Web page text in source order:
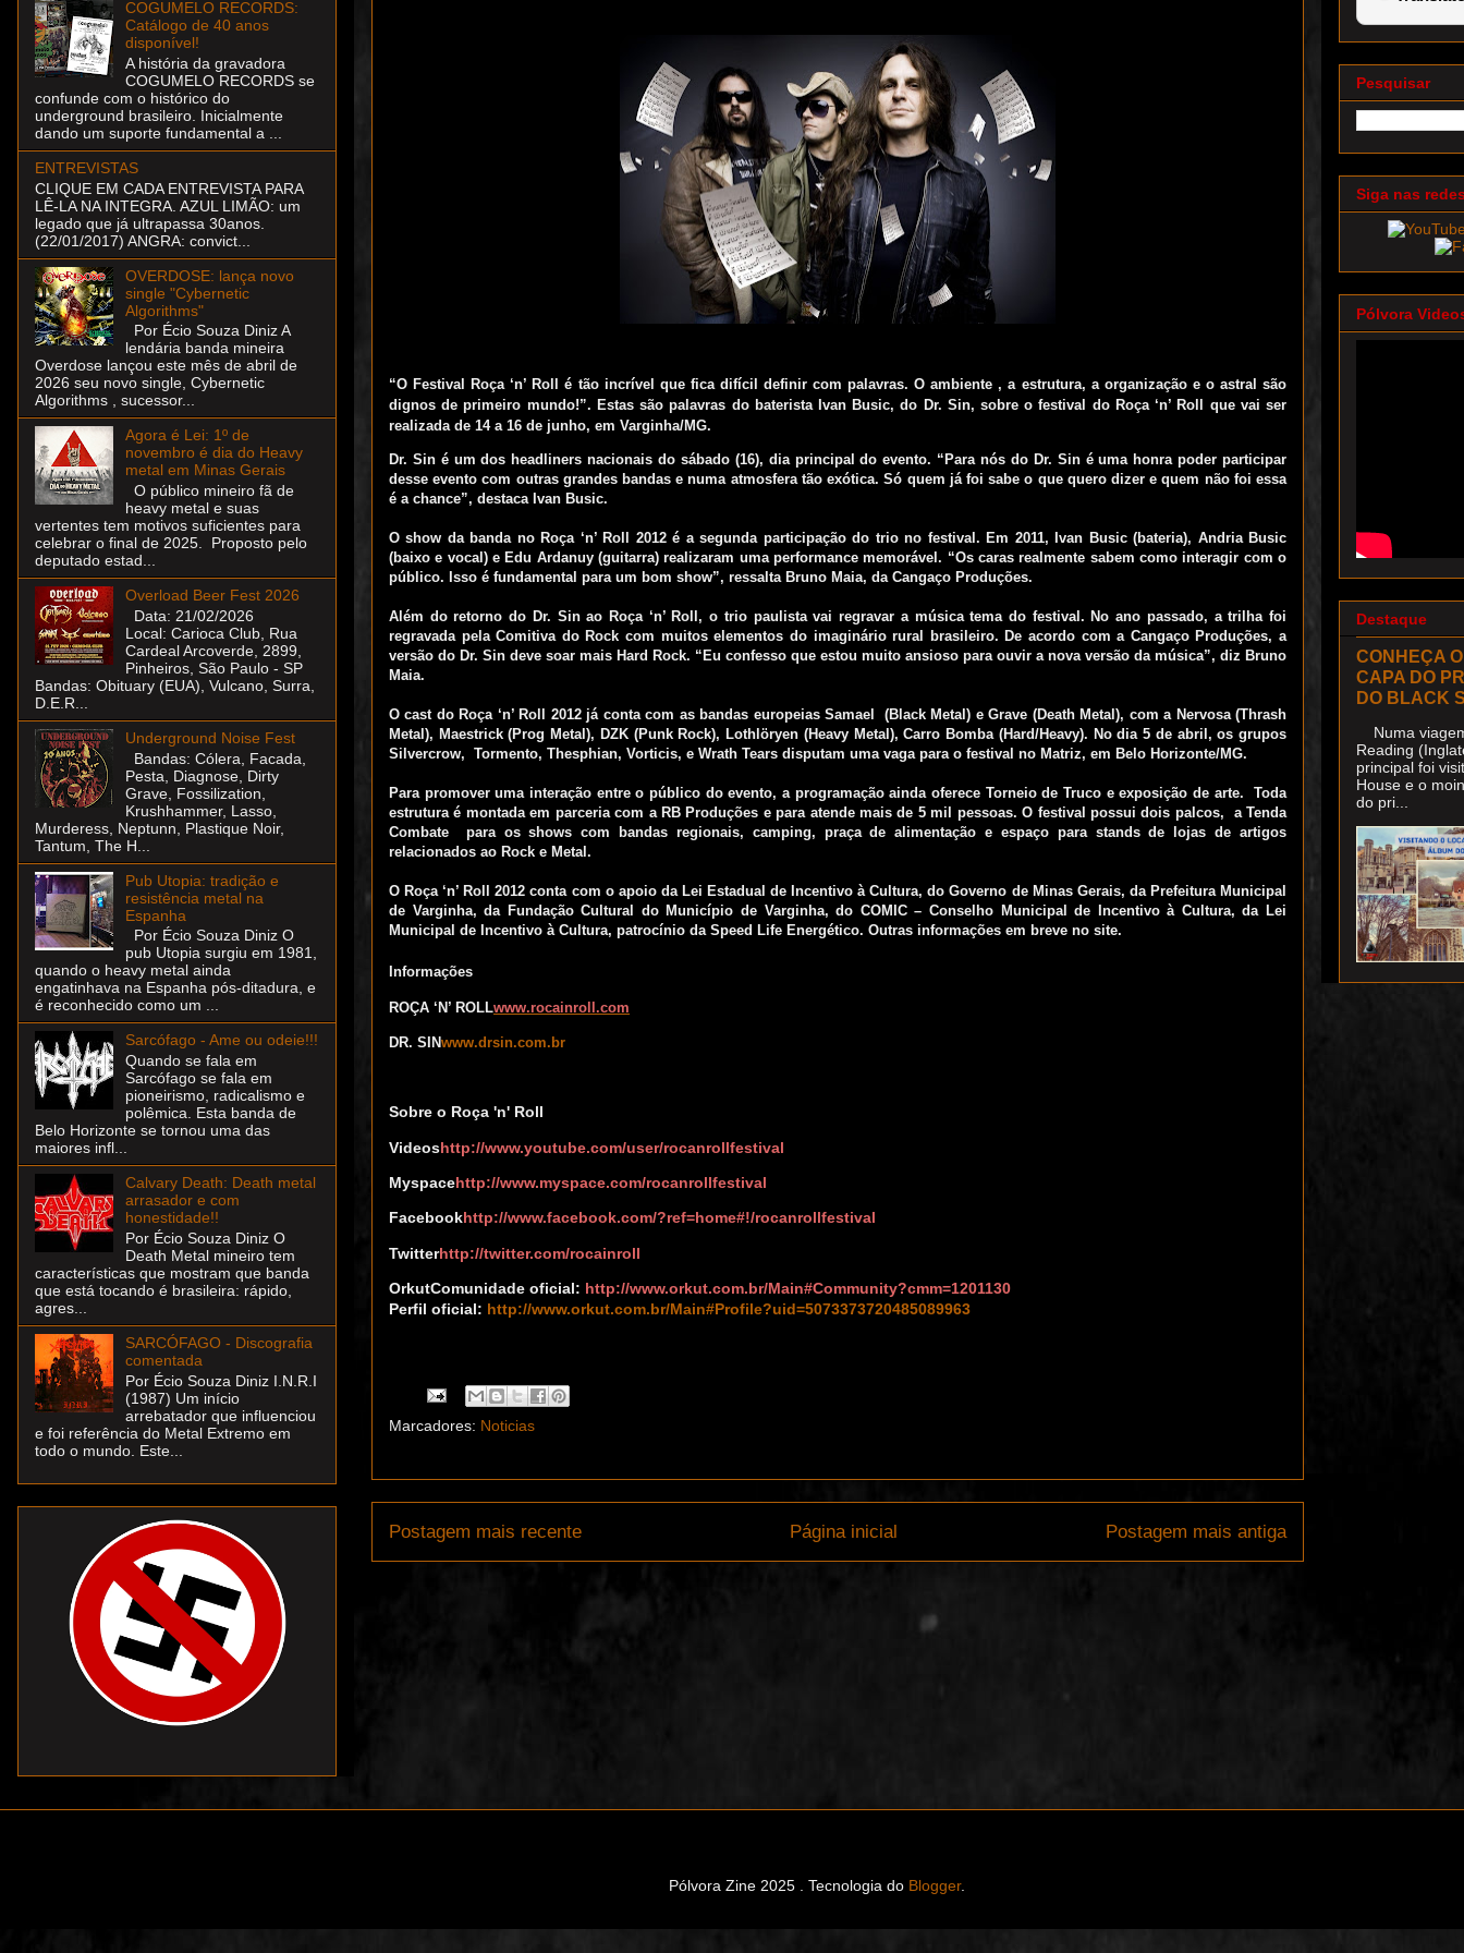
“O Festival Roça ‘n’ Roll é tão incrível que fica difícil definir com palavras. O ambiente , a estrutura, a organização e o astral são
dignos de primeiro mundo!”. Estas são palavras do baterista Ivan Busic, do Dr. Sin, sobre o festival do Roça ‘n’ Roll que vai ser
realizada de 14 a 16 de junho, em Varginha/MG.
Dr. Sin é um dos headliners nacionais do sábado (16), dia principal do evento. “Para nós do Dr. Sin é uma honra poder participar
desse evento com outras grandes bandas e numa atmosfera tão exótica. Só quem já foi sabe o que quero dizer e quem não foi essa
é a chance”, destaca Ivan Busic.
O show da banda no Roça ‘n’ Roll 2012 é a segunda participação do trio no festival. Em 2011, Ivan Busic (bateria), Andria Busic
(baixo e vocal) e Edu Ardanuy (guitarra) realizaram uma performance memorável. “Os caras realmente sabem como interagir com o
público. Isso é fundamental para um bom show”, ressalta Bruno Maia, da Cangaço Produções.
Além do retorno do Dr. Sin ao Roça ‘n’ Roll, o trio paulista vai regravar a música tema do festival. No ano passado, a trilha foi
regravada pela Comitiva do Rock com muitos elementos do imaginário rural brasileiro. De acordo com a Cangaço Produções, a
versão do Dr. Sin deve soar mais Hard Rock. “Eu confesso que estou muito ansioso para ouvir a nova versão da música”, diz Bruno
Maia.
O cast do Roça ‘n’ Roll 2012 já conta com as bandas europeias Samael (Black Metal) e Grave (Death Metal), com a Nervosa (Thrash
Metal), Maestrick (Prog Metal), DZK (Punk Rock), Lothlöryen (Heavy Metal), Carro Bomba (Hard/Heavy). No dia 5 de abril, os grupos
Silvercrow, Tormento, Thesphian, Vorticis, e Wrath Tears disputam uma vaga para o festival no Matriz, em Belo Horizonte/MG.
Para promover uma interação entre o público do evento, a programação ainda oferece Torneio de Truco e exposição de arte. Toda
estrutura é montada em parceria com a RB Produções e para atende mais de 5 mil pessoas. O festival possui dois palcos, a Tenda
Combate para os shows com bandas regionais, camping, praça de alimentação e espaço para stands de lojas de artigos
relacionados ao Rock e Metal.
O Roça ‘n’ Roll 2012 conta com o apoio da Lei Estadual de Incentivo à Cultura, do Governo de Minas Gerais, da Prefeitura Municipal
de Varginha, da Fundação Cultural do Município de Varginha, do COMIC – Conselho Municipal de Incentivo à Cultura, da Lei
Municipal de Incentivo à Cultura, patrocínio da Speed Life Energético. Outras informações em breve no site.
Informações
ROÇA ‘N’ ROLLwww.rocainroll.com
DR. SINwww.drsin.com.br
Sobre o Roça 'n' Roll
Videoshttp://www.youtube.com/user/rocanrollfestival
Myspacehttp://www.myspace.com/rocanrollfestival
Facebookhttp://www.facebook.com/?ref=home#!/rocanrollfestival
Twitterhttp://twitter.com/rocainroll
OrkutComunidade oficial: http://www.orkut.com.br/Main#Community?cmm=1201130
Perfil oficial: http://www.orkut.com.br/Main#Profile?uid=5073373720485089963
Marcadores: Noticias
Postagem mais recente Postagem mais antiga
Página inicial
COGUMELO RECORDS:
Catálogo de 40 anos
disponível!
A história da gravadora
COGUMELO RECORDS se
confunde com o histórico do
underground brasileiro. Inicialmente
dando um suporte fundamental a ...
ENTREVISTAS
CLIQUE EM CADA ENTREVISTA PARA
LÊ-LA NA INTEGRA. AZUL LIMÃO: um
legado que já ultrapassa 30anos.
(22/01/2017) ANGRA: convict...
OVERDOSE: lança novo
single "Cybernetic
Algorithms"
Por Écio Souza Diniz A
lendária banda mineira
Overdose lançou este mês de abril de
2026 seu novo single, Cybernetic
Algorithms , sucessor...
Agora é Lei: 1º de
novembro é dia do Heavy
metal em Minas Gerais
O público mineiro fã de
heavy metal e suas
vertentes tem motivos suficientes para
celebrar o final de 2025. Proposto pelo
deputado estad...
Overload Beer Fest 2026
Data: 21/02/2026
Local: Carioca Club, Rua
Cardeal Arcoverde, 2899,
Pinheiros, São Paulo - SP
Bandas: Obituary (EUA), Vulcano, Surra,
D.E.R...
Underground Noise Fest
Bandas: Cólera, Facada,
Pesta, Diagnose, Dirty
Grave, Fossilization,
Krushhammer, Lasso,
Murderess, Neptunn, Plastique Noir,
Tantum, The H...
Pub Utopia: tradição e
resistência metal na
Espanha
Por Écio Souza Diniz O
pub Utopia surgiu em 1981,
quando o heavy metal ainda
engatinhava na Espanha pós-ditadura, e
é reconhecido como um ...
Sarcófago - Ame ou odeie!!!
Quando se fala em
Sarcófago se fala em
pioneirismo, radicalismo e
polêmica. Esta banda de
Belo Horizonte se tornou uma das
maiores infl...
Calvary Death: Death metal
arrasador e com
honestidade!!
Por Écio Souza Diniz O
Death Metal mineiro tem
características que mostram que banda
que está tocando é brasileira: rápido,
agres...
SARCÓFAGO - Discografia
comentada
Por Écio Souza Diniz I.N.R.I
(1987) Um início
arrebatador que influenciou
e foi referência do Metal Extremo em
todo o mundo. Este...
Pesquisar
Siga nas
Pólvora
Destaque
CONHEÇA
CAPA DO
DO BLACK
Numa
Reading
principal foi
House e o
do pri...
Pólvora Zine 2025 . Tecnologia do Blogger.